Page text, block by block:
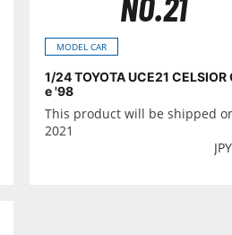
MODEL CAR
1/24 TOYOTA UCE21 CELSIOR
e '98
This product will be shipped
2021
JPY